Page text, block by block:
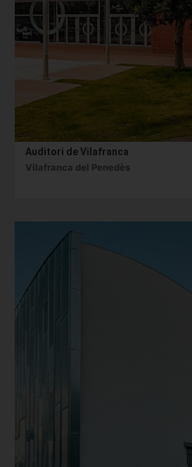
Auditori de Vilafranca
Vilafranca del Penedès